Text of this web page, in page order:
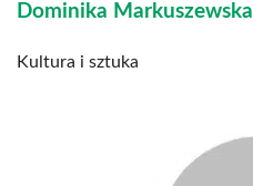
Dominika Markuszewska
Kultura i sztuka